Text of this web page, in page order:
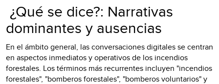
¿Qué se dice?: Narrativas
dominantes y ausencias
En el ámbito general, las conversaciones digitales se centran
en aspectos inmediatos y operativos de los incendios
forestales. Los términos más recurrentes incluyen "incendios
forestales", "bomberos forestales", "bomberos voluntarios" y